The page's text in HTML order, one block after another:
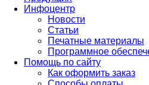
Инфоцентр
Новости
Статьи
Печатные материалы
Программное
Помощь по сайту
Как оформить заказ